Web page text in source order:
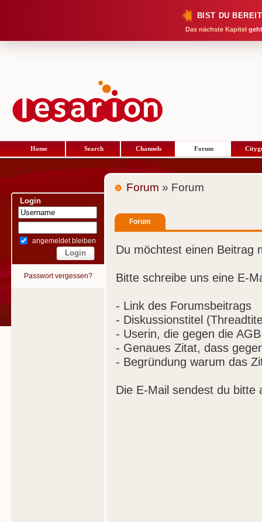
BIST DU
Das nächste Kapitel
Home Search Channels Forum
Login
angemeldet bleiben
Passwort vergessen?
Forum » Forum
Forum
Du möchtest einen Beitrag
Bitte schreibe uns eine E-
- Link des Forumsbeitrags
- Diskussionstitel
- Userin, die gegen die
- Genaues Zitat, dass
- Begründung warum das
Die E-Mail sendest du bitte